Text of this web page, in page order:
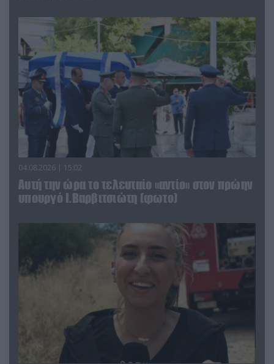
04.08.2026 | 15:02
Αυτή την ώρα το τελευταίο «αντίο» στον πρώην
υπουργό Ι.Βαρβιτσιώτη (φωτο)